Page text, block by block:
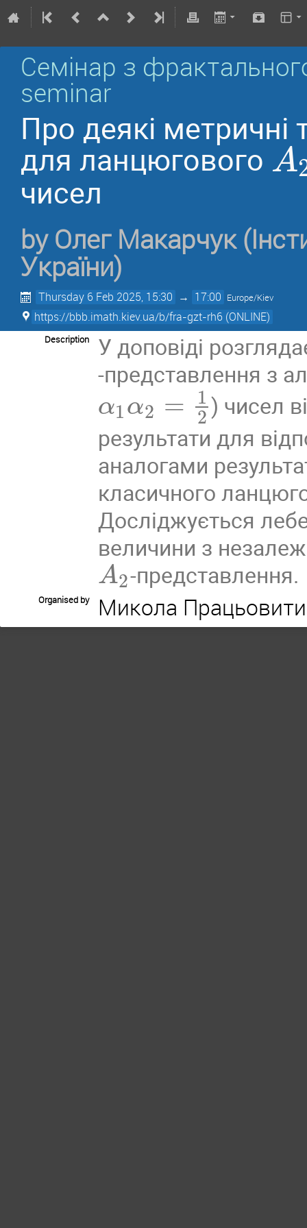
Семінар з
seminar
Про деякі метричні
для ланцюгового A
чисел
byОлег Макарчук
України)
Thursday 6 Feb 2025, 15:30 → 17:00 Europe/Kiev
https://bbb.imath.kiev.ua/b/fra-gzt-rh6 (ONLINE)
Description
У доповіді
-представлення з
α1α2 =
1
2 ) чисел
результати для
аналогами
класичного
Досліджується
величини з
A2-представлення.
Organised by Микола